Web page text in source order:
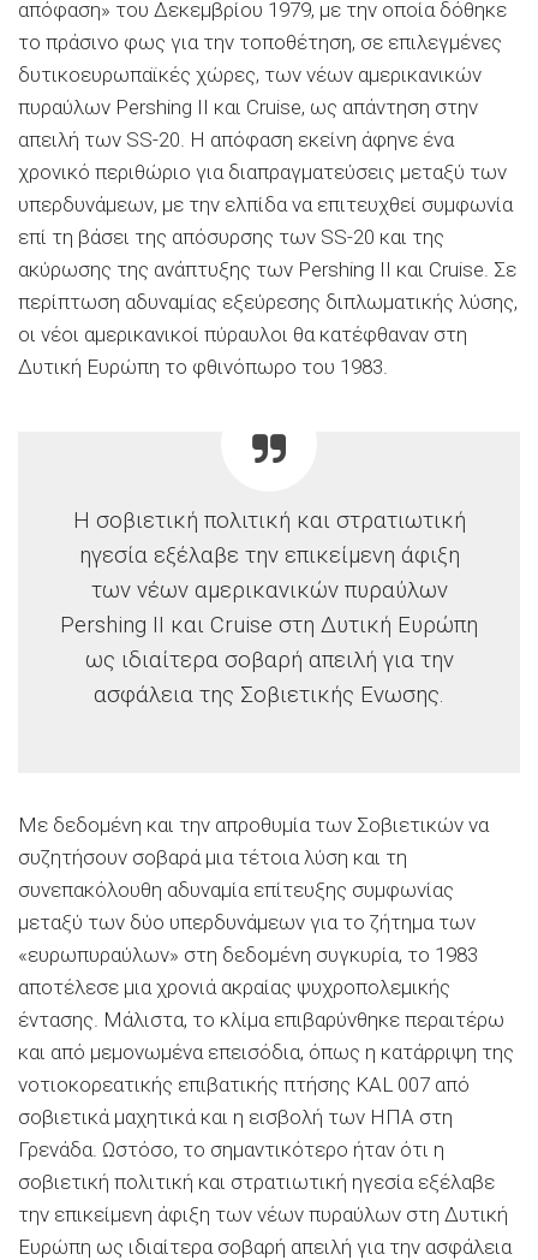
απόφαση» του Δεκεμβρίου 1979, με την οποία δόθηκε
το πράσινο φως για την τοποθέτηση, σε επιλεγμένες
δυτικοευρωπαϊκές χώρες, των νέων αμερικανικών
πυραύλων Pershing II και Cruise, ως απάντηση στην
απειλή των SS-20. Η απόφαση εκείνη άφηνε ένα
χρονικό περιθώριο για διαπραγματεύσεις μεταξύ των
υπερδυνάμεων, με την ελπίδα να επιτευχθεί συμφωνία
επί τη βάσει της απόσυρσης των SS-20 και της
ακύρωσης της ανάπτυξης των Pershing ΙΙ και Cruise. Σε
περίπτωση αδυναμίας εξεύρεσης διπλωματικής λύσης,
οι νέοι αμερικανικοί πύραυλοι θα κατέφθαναν στη
Δυτική Ευρώπη το φθινόπωρο του 1983.
Η σοβιετική πολιτική και στρατιωτική
ηγεσία εξέλαβε την επικείμενη άφιξη
των νέων αμερικανικών πυραύλων
Pershing II και Cruise στη Δυτική Ευρώπη
ως ιδιαίτερα σοβαρή απειλή για την
ασφάλεια της Σοβιετικής Ενωσης.
Με δεδομένη και την απροθυμία των Σοβιετικών να
συζητήσουν σοβαρά μια τέτοια λύση και τη
συνεπακόλουθη αδυναμία επίτευξης συμφωνίας
μεταξύ των δύο υπερδυνάμεων για το ζήτημα των
«ευρωπυραύλων» στη δεδομένη συγκυρία, το 1983
αποτέλεσε μια χρονιά ακραίας ψυχροπολεμικής
έντασης. Μάλιστα, το κλίμα επιβαρύνθηκε περαιτέρω
και από μεμονωμένα επεισόδια, όπως η κατάρριψη της
νοτιοκορεατικής επιβατικής πτήσης KAL 007 από
σοβιετικά μαχητικά και η εισβολή των ΗΠΑ στη
Γρενάδα. Ωστόσο, το σημαντικότερο ήταν ότι η
σοβιετική πολιτική και στρατιωτική ηγεσία εξέλαβε
την επικείμενη άφιξη των νέων πυραύλων στη Δυτική
Ευρώπη ως ιδιαίτερα σοβαρή απειλή για την ασφάλεια